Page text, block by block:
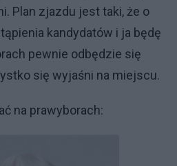
Plan zjazdu jest taki, że o
kandydatów i ja będę
pewnie odbędzie się
się wyjaśni na miejscu.
na prawyborach: